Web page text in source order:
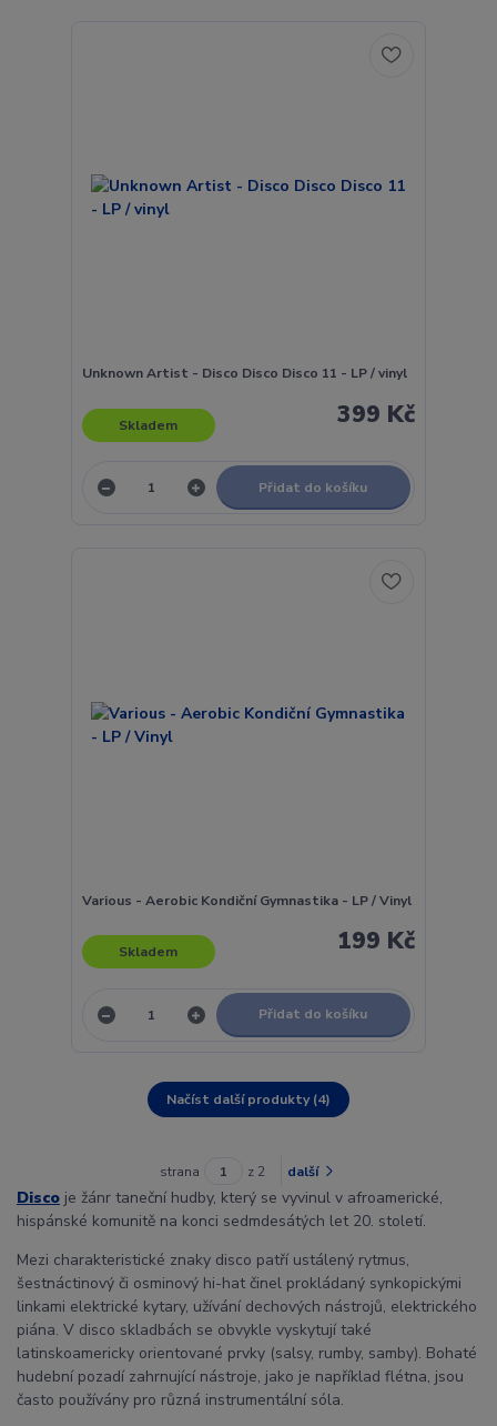
Unknown Artist - Disco Disco Disco 11 - LP / vinyl
399 Kč
Skladem
Přidat do košíku
Various - Aerobic Kondiční Gymnastika - LP / Vinyl
199 Kč
Skladem
Přidat do košíku
Načíst další produkty (4)
strana z 2 další
Disco je žánr taneční hudby, který se vyvinul v afroamerické,
hispánské komunitě na konci sedmdesátých let 20. století.
Mezi charakteristické znaky disco patří ustálený rytmus,
šestnáctinový či osminový hi-hat činel prokládaný synkopickými
linkami elektrické kytary, užívání dechových nástrojů, elektrického
piána. V disco skladbách se obvykle vyskytují také
latinskoamericky orientované prvky (salsy, rumby, samby). Bohaté
hudební pozadí zahrnující nástroje, jako je například flétna, jsou
často používány pro různá instrumentální sóla.